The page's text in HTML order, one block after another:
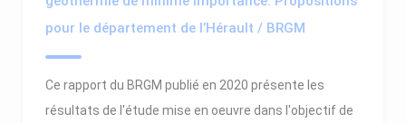
pour le département de l’Hérault / BRGM
Ce rapport du BRGM publié en 2020 présente les
résultats de l'étude mise en oeuvre dans l'objectif de